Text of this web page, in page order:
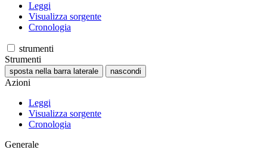
Leggi
Visualizza sorgente
Cronologia
strumenti
Strumenti
sposta nella barra laterale nascondi
Azioni
Leggi
Visualizza sorgente
Cronologia
Generale